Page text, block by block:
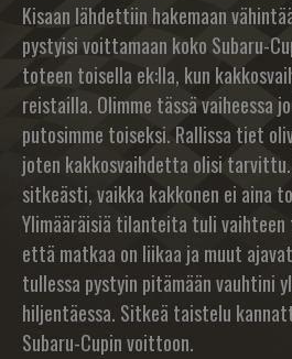
Kisaan lähdettiin hakemaan
pystyisi voittamaan koko Subaru-
toteen toisella ek:lla, kun
reistailla. Olimme tässä vaiheessa
putosimme toiseksi. Rallissa tiet
joten kakkosvaihdetta olisi
sitkeästi, vaikka kakkonen ei aina
Ylimääräisiä tilanteita tuli
että matkaa on liikaa ja muut
tullessa pystyin pitämään vauhtini
hiljentäessa. Sitkeä taistelu
Subaru-Cupin voittoon.